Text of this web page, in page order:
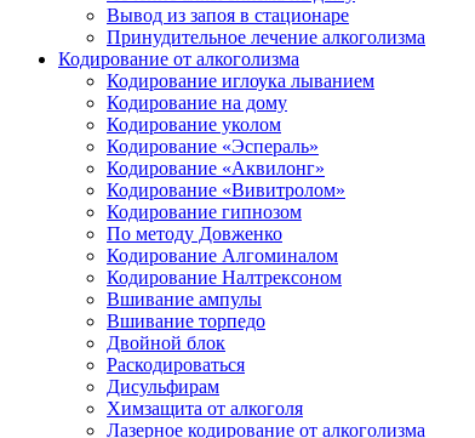
Вывод из запоя в стационаре
Принудительное лечение алкоголизма
Кодирование от алкоголизма
Кодирование иглоука лыванием
Кодирование на дому
Кодирование уколом
Кодирование «Эспераль»
Кодирование «Аквилонг»
Кодирование «Вивитролом»
Кодирование гипнозом
По методу Довженко
Кодирование Алгоминалом
Кодирование Налтрексоном
Вшивание ампулы
Вшивание торпедо
Двойной блок
Раскодироваться
Дисульфирам
Химзащита от алкоголя
Лазерное кодирование от алкоголизма